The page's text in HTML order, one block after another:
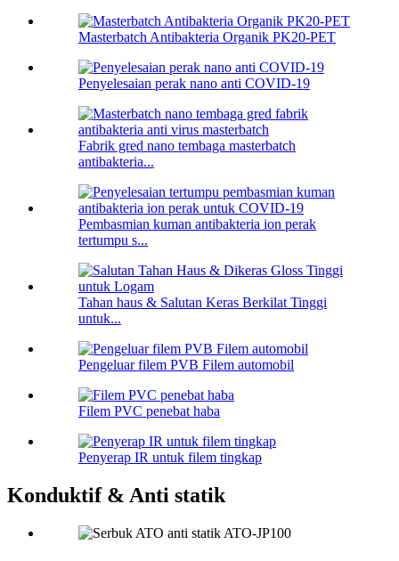
Masterbatch Antibakteria Organik PK20-PET
Penyelesaian perak nano anti COVID-19
Fabrik gred nano tembaga masterbatch
antibakteria...
Pembasmian kuman antibakteria ion perak
tertumpu s...
Tahan haus & Salutan Keras Berkilat Tinggi
untuk...
Pengeluar filem PVB Filem automobil
Filem PVC penebat haba
Penyerap IR untuk filem tingkap
Konduktif & Anti statik